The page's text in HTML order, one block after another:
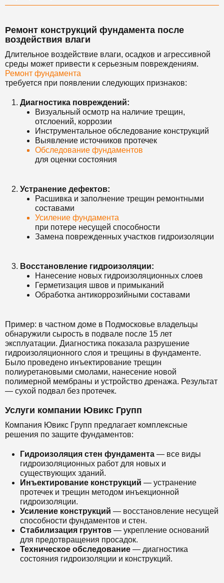
Ремонт конструкций фундамента после
воздействия влаги
Длительное воздействие влаги, осадков и агрессивной
среды может привести к серьезным повреждениям.
Ремонт фундамента
требуется при появлении следующих признаков:
Диагностика повреждений:
Визуальный осмотр на наличие трещин,
отслоений, коррозии
Инструментальное обследование конструкций
Выявление источников протечек
Обследование фундаментов
для оценки состояния
Устранение дефектов:
Расшивка и заполнение трещин ремонтными
составами
Усиление фундамента
при потере несущей способности
Замена поврежденных участков гидроизоляции
Восстановление гидроизоляции:
Нанесение новых гидроизоляционных слоев
Герметизация швов и примыканий
Обработка антикоррозийными составами
Пример: в частном доме в Подмосковье владельцы
обнаружили сырость в подвале после 15 лет
эксплуатации. Диагностика показала разрушение
гидроизоляционного слоя и трещины в фундаменте.
Было проведено инъектирование трещин
полиуретановыми смолами, нанесение новой
полимерной мембраны и устройство дренажа. Результат
— сухой подвал без протечек.
Услуги компании Ювикс Групп
Компания Ювикс Групп предлагает комплексные
решения по защите фундаментов:
Гидроизоляция стен фундамента — все виды
гидроизоляционных работ для новых и
существующих зданий.
Инъектирование конструкций — устранение
протечек и трещин методом инъекционной
гидроизоляции.
Усиление конструкций — восстановление несущей
способности фундаментов и стен.
Стабилизация грунтов — укрепление оснований
для предотвращения просадок.
Техническое обследование — диагностика
состояния гидроизоляции и конструкций.